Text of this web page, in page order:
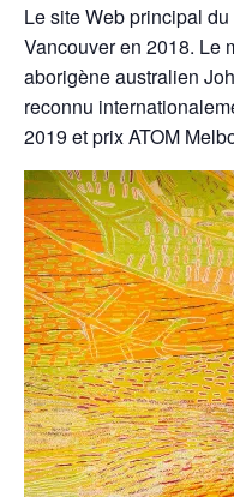
Le site Web principal
Vancouver en 2018. Le
aborigène australien
reconnu
2019 et prix ATOM